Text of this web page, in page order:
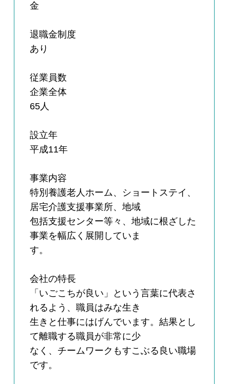
金
退職金制度
あり
従業員数
企業全体
65人
設立年
平成11年
事業内容
特別養護老人ホーム、ショートステイ、
居宅介護支援事業所、地域
包括支援センター等々、地域に根ざした
事業を幅広く展開していま
す。
会社の特長
「いごこちが良い」という言葉に代表さ
れるよう、職員はみな生き
生きと仕事にはげんでいます。結果とし
て離職する職員が非常に少
なく、チームワークもすこぶる良い職場
です。